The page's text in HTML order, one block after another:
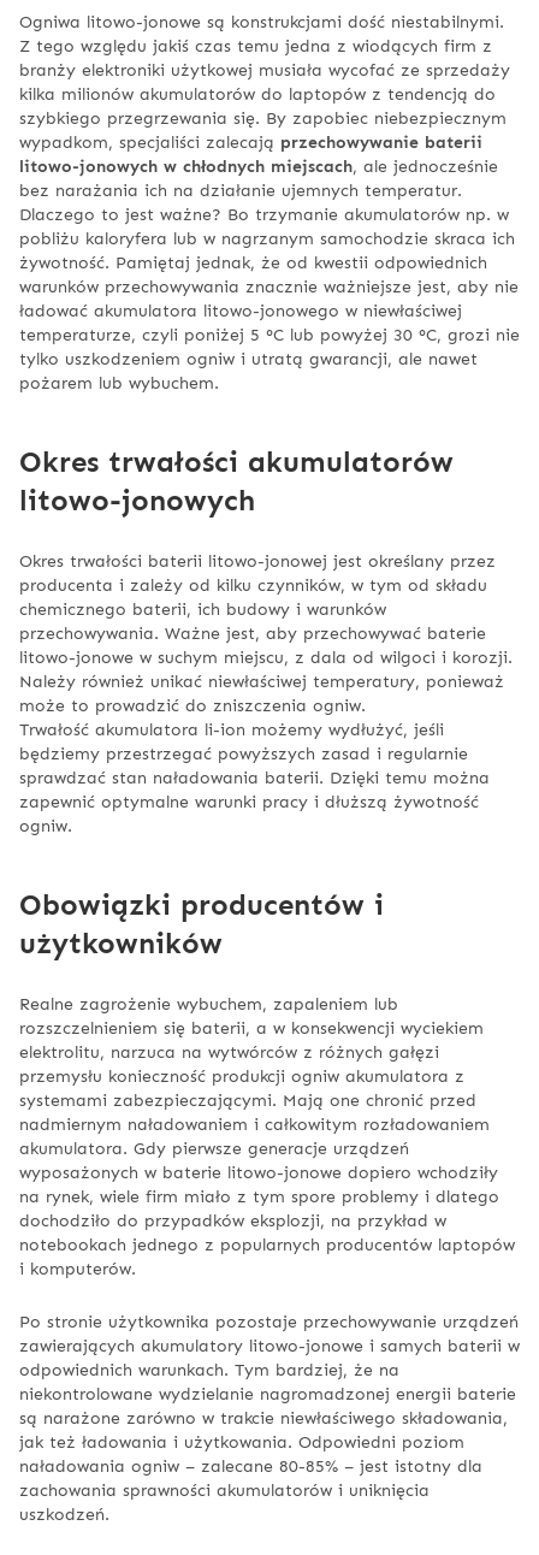
Ogniwa litowo-jonowe są konstrukcjami dość niestabilnymi.
Z tego względu jakiś czas temu jedna z wiodących firm z
branży elektroniki użytkowej musiała wycofać ze sprzedaży
kilka milionów akumulatorów do laptopów z tendencją do
szybkiego przegrzewania się. By zapobiec niebezpiecznym
wypadkom, specjaliści zalecają przechowywanie baterii
litowo-jonowych w chłodnych miejscach, ale jednocześnie
bez narażania ich na działanie ujemnych temperatur.
Dlaczego to jest ważne? Bo trzymanie akumulatorów np. w
pobliżu kaloryfera lub w nagrzanym samochodzie skraca ich
żywotność. Pamiętaj jednak, że od kwestii odpowiednich
warunków przechowywania znacznie ważniejsze jest, aby nie
ładować akumulatora litowo-jonowego w niewłaściwej
temperaturze, czyli poniżej 5 °C lub powyżej 30 °C, grozi nie
tylko uszkodzeniem ogniw i utratą gwarancji, ale nawet
pożarem lub wybuchem.
Okres trwałości akumulatorów
litowo-jonowych
Okres trwałości baterii litowo-jonowej jest określany przez
producenta i zależy od kilku czynników, w tym od składu
chemicznego baterii, ich budowy i warunków
przechowywania. Ważne jest, aby przechowywać baterie
litowo-jonowe w suchym miejscu, z dala od wilgoci i korozji.
Należy również unikać niewłaściwej temperatury, ponieważ
może to prowadzić do zniszczenia ogniw.
Trwałość akumulatora li-ion możemy wydłużyć, jeśli
będziemy przestrzegać powyższych zasad i regularnie
sprawdzać stan naładowania baterii. Dzięki temu można
zapewnić optymalne warunki pracy i dłuższą żywotność
ogniw.
Obowiązki producentów i
użytkowników
Realne zagrożenie wybuchem, zapaleniem lub
rozszczelnieniem się baterii, a w konsekwencji wyciekiem
elektrolitu, narzuca na wytwórców z różnych gałęzi
przemysłu konieczność produkcji ogniw akumulatora z
systemami zabezpieczającymi. Mają one chronić przed
nadmiernym naładowaniem i całkowitym rozładowaniem
akumulatora. Gdy pierwsze generacje urządzeń
wyposażonych w baterie litowo-jonowe dopiero wchodziły
na rynek, wiele firm miało z tym spore problemy i dlatego
dochodziło do przypadków eksplozji, na przykład w
notebookach jednego z popularnych producentów laptopów
i komputerów.
Po stronie użytkownika pozostaje przechowywanie urządzeń
zawierających akumulatory litowo-jonowe i samych baterii w
odpowiednich warunkach. Tym bardziej, że na
niekontrolowane wydzielanie nagromadzonej energii baterie
są narażone zarówno w trakcie niewłaściwego składowania,
jak też ładowania i użytkowania. Odpowiedni poziom
naładowania ogniw – zalecane 80-85% – jest istotny dla
zachowania sprawności akumulatorów i uniknięcia
uszkodzeń.